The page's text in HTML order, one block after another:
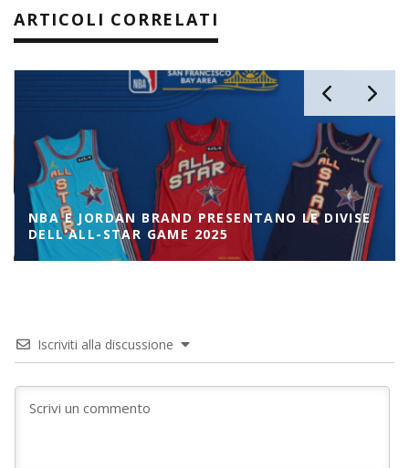
ARTICOLI CORRELATI
NBA E JORDAN BRAND PRESENTANO LE DIVISE
DELL’ALL-STAR GAME 2025
Iscriviti alla discussione